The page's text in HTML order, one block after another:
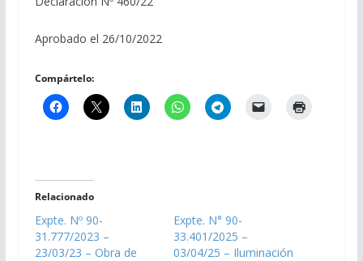
Aprobado el 26/10/2022
Compártelo:
Relacionado
Expte. Nº 90-
31.777/2023 –
23/03/23 – Obra de
Expte. N° 90-
33.401/2025 –
03/04/25 – Iluminación